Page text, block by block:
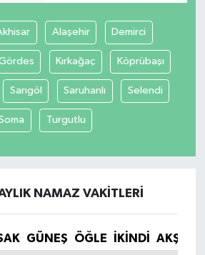
Alaşehir Demirci
Kırkağaç Köprübaşı
Sarıgöl Saruhanlı Selendi
Turgutlu
NAMAZ VAKITLERI
GÜNEŞ ÖĞLE İKINDI
AKŞAM